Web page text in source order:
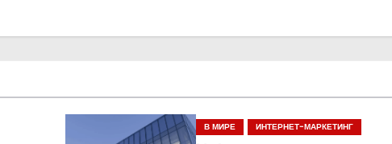
В МИРЕ ИНТЕРНЕТ-МАРКЕТИНГ